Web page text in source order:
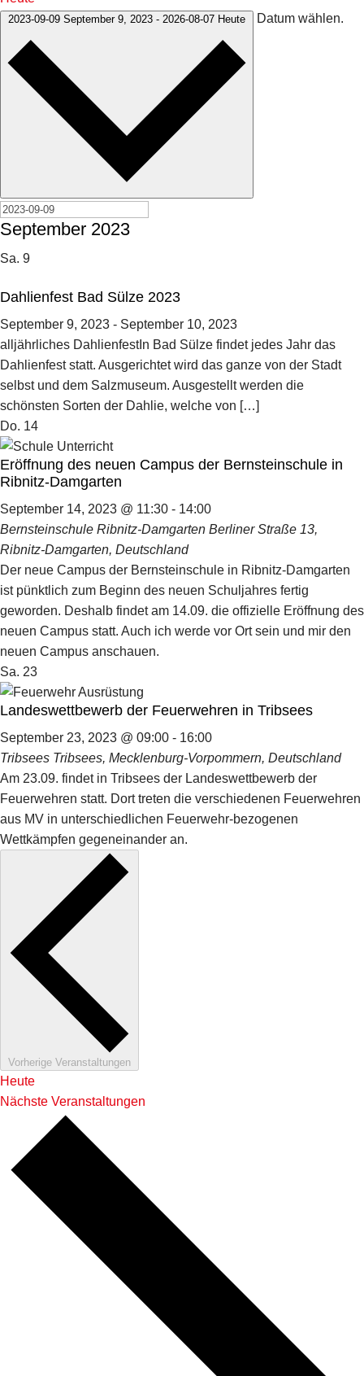
2023-09-09 September 9, 2023 - 2026-08-07 Heute Datum wählen.
September 2023
Sa. 9
Dahlienfest Bad Sülze 2023
September 9, 2023 - September 10, 2023
alljährliches DahlienfestIn Bad Sülze findet jedes Jahr das
Dahlienfest statt. Ausgerichtet wird das ganze von der Stadt
selbst und dem Salzmuseum. Ausgestellt werden die
schönsten Sorten der Dahlie, welche von […]
Do. 14
Eröffnung des neuen Campus der Bernsteinschule in
Ribnitz-Damgarten
September 14, 2023 @ 11:30 - 14:00
Bernsteinschule Ribnitz-Damgarten Berliner Straße 13,
Ribnitz-Damgarten, Deutschland
Der neue Campus der Bernsteinschule in Ribnitz-Damgarten
ist pünktlich zum Beginn des neuen Schuljahres fertig
geworden. Deshalb findet am 14.09. die offizielle Eröffnung des
neuen Campus statt. Auch ich werde vor Ort sein und mir den
neuen Campus anschauen.
Sa. 23
Landeswettbewerb der Feuerwehren in Tribsees
September 23, 2023 @ 09:00 - 16:00
Tribsees Tribsees, Mecklenburg-Vorpommern, Deutschland
Am 23.09. findet in Tribsees der Landeswettbewerb der
Feuerwehren statt. Dort treten die verschiedenen Feuerwehren
aus MV in unterschiedlichen Feuerwehr-bezogenen
Wettkämpfen gegeneinander an.
Vorherige Veranstaltungen
Heute
Nächste Veranstaltungen